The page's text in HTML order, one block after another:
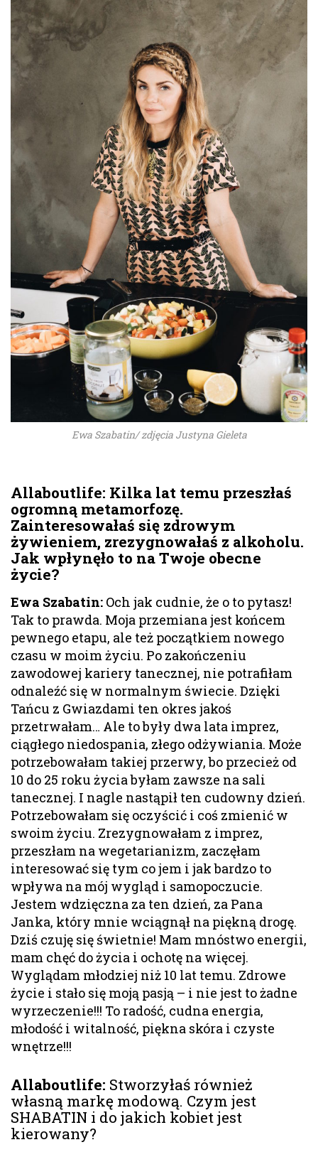
Ewa Szabatin/ zdjęcia Justyna Gieleta
Allaboutlife: Kilka lat temu przeszłaś
ogromną metamorfozę.
Zainteresowałaś się zdrowym
żywieniem, zrezygnowałaś z alkoholu.
Jak wpłynęło to na Twoje obecne
życie?
Ewa Szabatin: Och jak cudnie, że o to pytasz!
Tak to prawda. Moja przemiana jest końcem
pewnego etapu, ale też początkiem nowego
czasu w moim życiu. Po zakończeniu
zawodowej kariery tanecznej, nie potrafiłam
odnaleźć się w normalnym świecie. Dzięki
Tańcu z Gwiazdami ten okres jakoś
przetrwałam… Ale to były dwa lata imprez,
ciągłego niedospania, złego odżywiania. Może
potrzebowałam takiej przerwy, bo przecież od
10 do 25 roku życia byłam zawsze na sali
tanecznej. I nagle nastąpił ten cudowny dzień.
Potrzebowałam się oczyścić i coś zmienić w
swoim życiu. Zrezygnowałam z imprez,
przeszłam na wegetarianizm, zaczęłam
interesować się tym co jem i jak bardzo to
wpływa na mój wygląd i samopoczucie.
Jestem wdzięczna za ten dzień, za Pana
Janka, który mnie wciągnął na piękną drogę.
Dziś czuję się świetnie! Mam mnóstwo energii,
mam chęć do życia i ochotę na więcej.
Wyglądam młodziej niż 10 lat temu. Zdrowe
życie i stało się moją pasją – i nie jest to żadne
wyrzeczenie!!! To radość, cudna energia,
młodość i witalność, piękna skóra i czyste
wnętrze!!!
Allaboutlife: Stworzyłaś również
własną markę modową. Czym jest
SHABATIN i do jakich kobiet jest
kierowany?